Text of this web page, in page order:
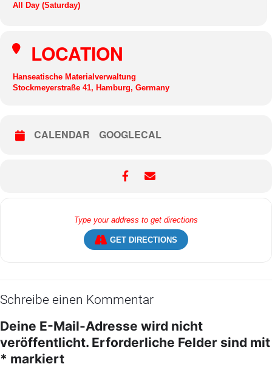
All Day (Saturday)
LOCATION
Hanseatische Materialverwaltung
Stockmeyerstraße 41, Hamburg, Germany
CALENDAR GOOGLECAL
GET DIRECTIONS
Schreibe einen Kommentar
Deine E-Mail-Adresse wird nicht
veröffentlicht. Erforderliche Felder sind mit
* markiert